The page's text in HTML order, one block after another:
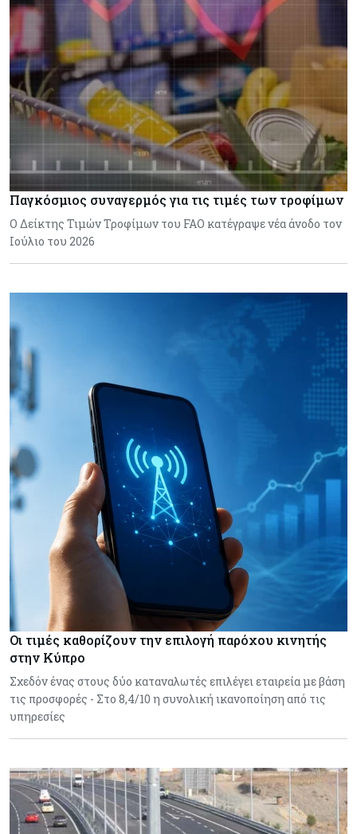
Παγκόσμιος συναγερμός για τις τιμές των τροφίμων
Ο Δείκτης Τιμών Τροφίμων του FAO κατέγραψε νέα άνοδο τον
Ιούλιο του 2026
Οι τιμές καθορίζουν την επιλογή παρόχου κινητής
στην Κύπρο
Σχεδόν ένας στους δύο καταναλωτές επιλέγει εταιρεία με βάση
τις προσφορές - Στο 8,4/10 η συνολική ικανοποίηση από τις
υπηρεσίες